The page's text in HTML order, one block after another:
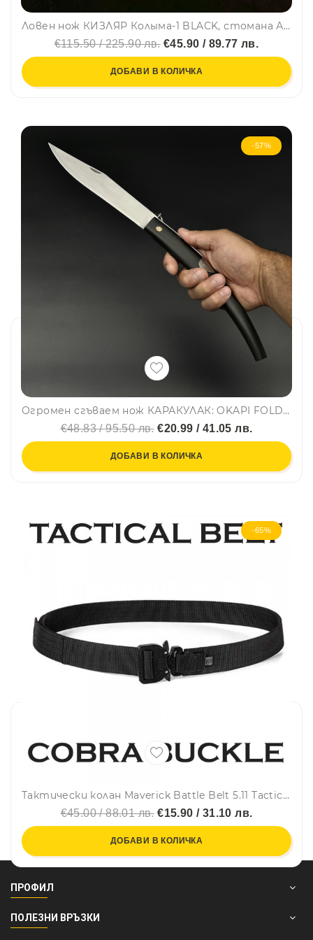
Ловен нож КИЗЛЯР Колыма-1 BLACK, стомана АUS-8, кожена кания, Kizlyar e подходящ за туризъм и работа
€115.50 / 225.90 лв.€45.90 / 89.77 лв.
ДОБАВИ В КОЛИЧКА
-57%
Огромен сгъваем нож КАРАКУЛАК: OKAPI FOLDING CUT, AUS-8, 58-59 HRc
€48.83 / 95.50 лв.€20.99 / 41.05 лв.
ДОБАВИ В КОЛИЧКА
-65%
Тактически колан Maverick Battle Belt 5.11 Tactical BLACK, модел 56664, найлонова лента TAC-LAM, катарама COBRA
€45.00 / 88.01 лв.€15.90 / 31.10 лв.
ДОБАВИ В КОЛИЧКА
ПРОФИЛ
ПОЛЕЗНИ ВРЪЗКИ